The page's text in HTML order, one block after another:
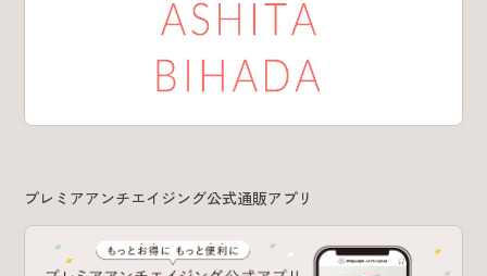
プレミアアンチエイジング公式通販アプリ